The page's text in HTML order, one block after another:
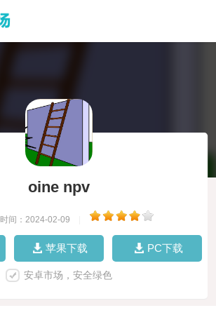
oine npv
时间：2024-02-09
苹果下载 PC下载
安卓市场，安全绿色